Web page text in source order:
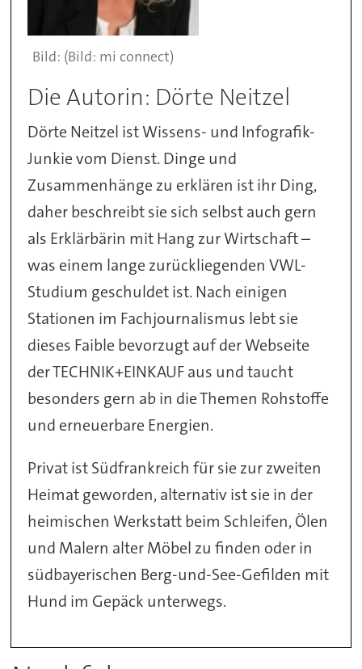
(Bild: mi connect)
Die Autorin: Dörte Neitzel
Dörte Neitzel ist Wissens- und Infografik-
Junkie vom Dienst. Dinge und
Zusammenhänge zu erklären ist ihr Ding,
daher beschreibt sie sich selbst auch gern
als Erklärbärin mit Hang zur Wirtschaft –
was einem lange zurückliegenden VWL-
Studium geschuldet ist. Nach einigen
Stationen im Fachjournalismus lebt sie
dieses Faible bevorzugt auf der Webseite
der TECHNIK+EINKAUF aus und taucht
besonders gern ab in die Themen Rohstoffe
und erneuerbare Energien.
Privat ist Südfrankreich für sie zur zweiten
Heimat geworden, alternativ ist sie in der
heimischen Werkstatt beim Schleifen, Ölen
und Malern alter Möbel zu finden oder in
südbayerischen Berg-und-See-Gefilden mit
Hund im Gepäck unterwegs.